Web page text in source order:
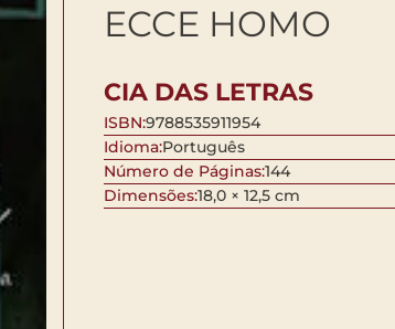
ECCE HOMO
CIA DAS LETRAS
ISBN:9788535911954
Idioma:Português
Número de Páginas:144
Dimensões:18,0 × 12,5 cm